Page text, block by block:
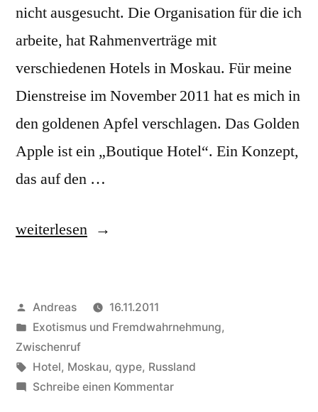
nicht ausgesucht. Die Organisation für die ich
arbeite, hat Rahmenverträge mit
verschiedenen Hotels in Moskau. Für meine
Dienstreise im November 2011 hat es mich in
den goldenen Apfel verschlagen. Das Golden
Apple ist ein „Boutique Hotel“. Ein Konzept,
das auf den …
„Qype:
Boutique
Hotel
in
Moskau“
weiterlesen
Veröffentlicht
von
Andreas
16.11.2011
Veröffentlicht
in
Exotismus und Fremdwahrnehmung,
Zwischenruf
Schlagwörter:
Hotel, Moskau, qype, Russland
Schreibe einen Kommentarzu